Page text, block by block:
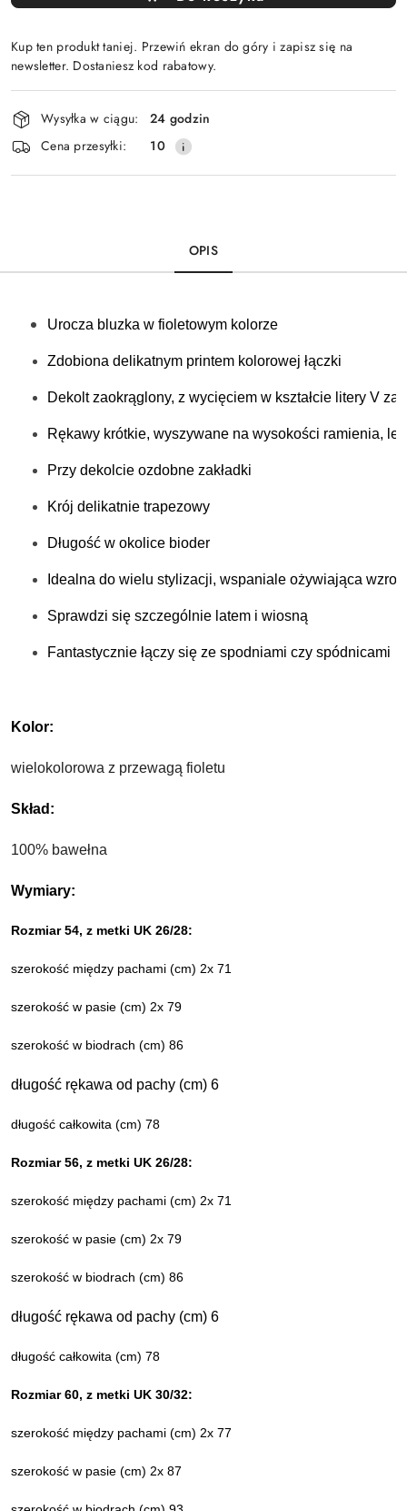
Kup ten produkt taniej. Przewiń ekran do góry i zapisz się na
newsletter. Dostaniesz kod rabatowy.
Dostępność
i
dostawa
Wysyłka w ciągu:
24 godzin
Cena przesyłki:
10
OPIS
Urocza bluzka w fioletowym kolorze
Zdobiona delikatnym printem kolorowej łączki
Dekolt zaokrąglony, z wycięciem w kształcie litery V
Rękawy krótkie, wyszywane na wysokości ramienia,
Przy dekolcie ozdobne zakładki
Krój delikatnie trapezowy
Długość w okolice bioder
Idealna do wielu stylizacji, wspaniale ożywiająca wzrok
Sprawdzi się szczególnie latem i wiosną
Fantastycznie łączy się ze spodniami czy spódnicami
Kolor:
wielokolorowa z przewagą fioletu
Skład:
100% bawełna
Wymiary:
Rozmiar 54, z metki UK 26/28:
szerokość między pachami (cm) 2x 71
szerokość w pasie (cm) 2x 79
szerokość w biodrach (cm) 86
długość rękawa od pachy (cm) 6
długość całkowita (cm) 78
Rozmiar 56, z metki UK 26/28:
szerokość między pachami (cm) 2x 71
szerokość w pasie (cm) 2x 79
szerokość w biodrach (cm) 86
długość rękawa od pachy (cm) 6
długość całkowita (cm) 78
Rozmiar 60, z metki UK 30/32:
szerokość między pachami (cm) 2x 77
szerokość w pasie (cm) 2x 87